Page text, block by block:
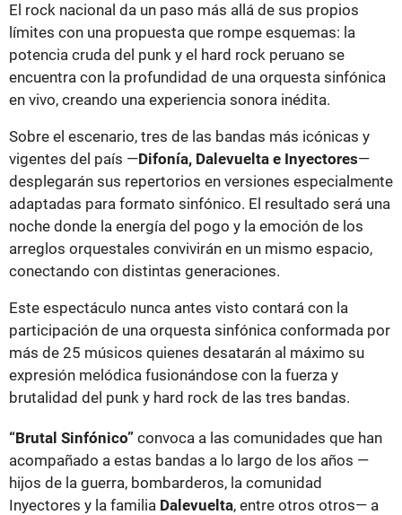
El rock nacional da un paso más allá de sus propios
límites con una propuesta que rompe esquemas: la
potencia cruda del punk y el hard rock peruano se
encuentra con la profundidad de una orquesta sinfónica
en vivo, creando una experiencia sonora inédita.
Sobre el escenario, tres de las bandas más icónicas y
vigentes del país —Difonía, Dalevuelta e Inyectores—
desplegarán sus repertorios en versiones especialmente
adaptadas para formato sinfónico. El resultado será una
noche donde la energía del pogo y la emoción de los
arreglos orquestales convivirán en un mismo espacio,
conectando con distintas generaciones.
Este espectáculo nunca antes visto contará con la
participación de una orquesta sinfónica conformada por
más de 25 músicos quienes desatarán al máximo su
expresión melódica fusionándose con la fuerza y
brutalidad del punk y hard rock de las tres bandas.
“Brutal Sinfónico” convoca a las comunidades que han
acompañado a estas bandas a lo largo de los años —
hijos de la guerra, bombarderos, la comunidad
Inyectores y la familia Dalevuelta, entre otros otros— a